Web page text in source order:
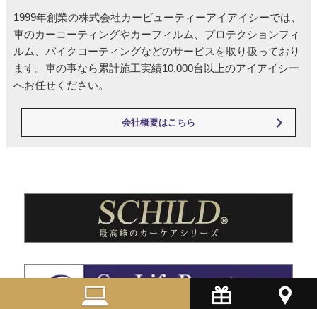
1999年創業の株式会社カービューティーアイアイシーでは、
車のカーコーティングやカーフィルム、プロテクションフィ
ルム、バイクコーティングなどのサービスを取り扱っており
ます。車の事なら累計施工実績10,000台以上のアイアイシー
へお任せください。
会社概要はこちら